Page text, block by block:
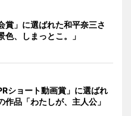
賞」に選ばれた和平奈三さ
色、しまっとこ。」
ショート動画賞」に選ばれ
作品「わたしが、主人公」